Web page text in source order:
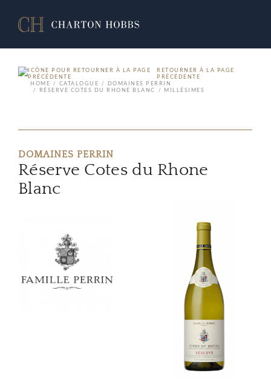
RETOURNER À LA PAGE
PRÉCÉDENTE
HOME
CATALOGUE
DOMAINES PERRIN
RÉSERVE COTES DU RHONE BLANC
MILLÉSIMES
DOMAINES PERRIN
Réserve Cotes du Rhone
Blanc